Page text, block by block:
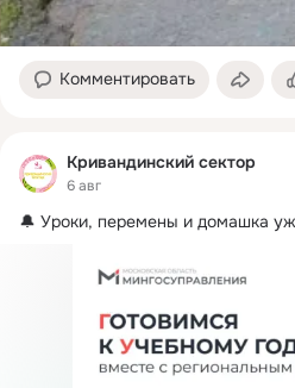
Комментировать
Кривандинский сектор
6 авг
🔔 Уроки, перемены и домашка